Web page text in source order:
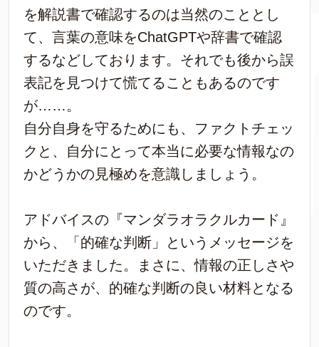
を解説書で確認するのは当然のこととし
て、言葉の意味をChatGPTや辞書で確認
するなどしております。それでも後から誤
表記を見つけて慌てることもあるのです
が……。
自分自身を守るためにも、ファクトチェッ
クと、自分にとって本当に必要な情報なの
かどうかの見極めを意識しましょう。
アドバイスの『マンダラオラクルカード』
から、「的確な判断」というメッセージを
いただきました。まさに、情報の正しさや
質の高さが、的確な判断の良い材料となる
のです。